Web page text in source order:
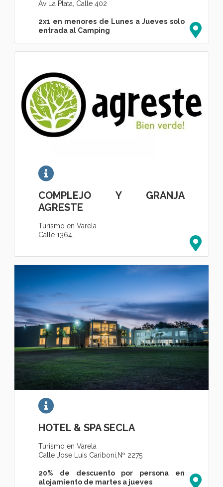
Av La Plata, Calle 402
2x1 en menores de Lunes a Jueves solo
entrada al Camping
COMPLEJO Y GRANJA
AGRESTE
Turismo en Varela
Calle 1364,
HOTEL & SPA SECLA
Turismo en Varela
Calle Jose Luis Cariboni,Nº 2275
20% de descuento por persona en
alojamiento de martes a jueves